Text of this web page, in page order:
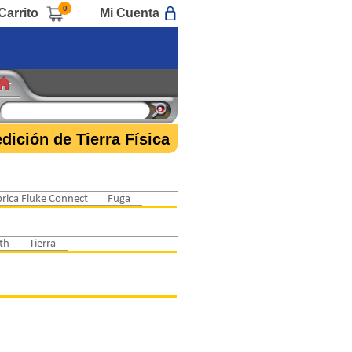
0 Mi Cuenta
de Tierra Física
Fluke Connect Fuga
Tierra